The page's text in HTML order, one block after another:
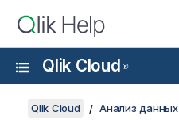
Qlik Cloud ®
Qlik Cloud
Анализ данных